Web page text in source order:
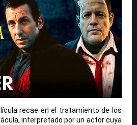
recae en el tratamiento de los
interpretado por un actor cuya